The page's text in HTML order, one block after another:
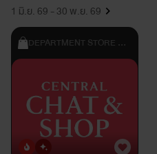
1 มิ.ย. 69 - 30 พ.ย. 69
DEPARTMENT STORE &
SHOPPING
ยอดนิยมมาใหม่